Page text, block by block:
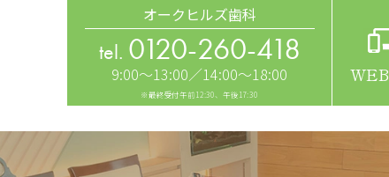
オークヒルズ歯科
tel. 0120-260-418
9:00～13:00／14:00～18:00
※最終受付午前12:30、午後17:30